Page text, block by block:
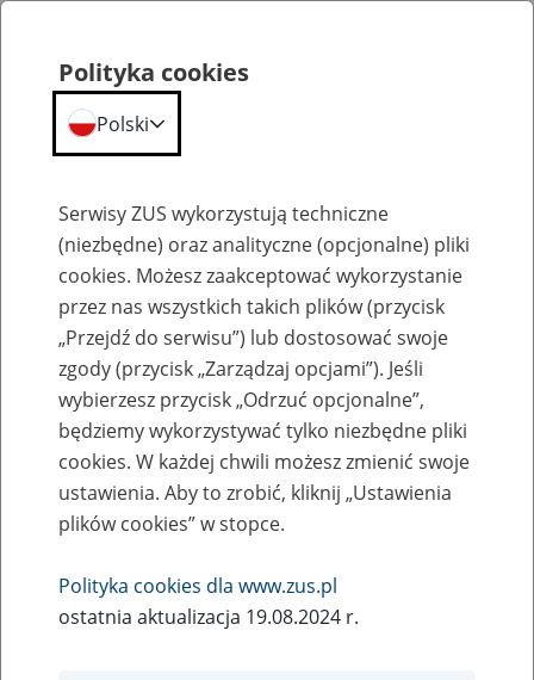
Szkolenia
Zaproś ZUS do siebie - zakładanie profili
eZUS w siedzibie Twojej firmy
Rodzaj wydarzenia
Szkolenia
Polityka cookies
Polski
Serwisy ZUS wykorzystują techniczne
(niezbędne) oraz analityczne (opcjonalne) pliki
cookies. Możesz zaakceptować wykorzystanie
przez nas wszystkich takich plików (przycisk
„Przejdź do serwisu”) lub dostosować swoje
zgody (przycisk „Zarządzaj opcjami”). Jeśli
wybierzesz przycisk „Odrzuć opcjonalne”,
będziemy wykorzystywać tylko niezbędne pliki
cookies. W każdej chwili możesz zmienić swoje
ustawienia. Aby to zrobić, kliknij „Ustawienia
plików cookies” w stopce.
Polityka cookies dla www.zus.pl
ostatnia aktualizacja 19.08.2024 r.